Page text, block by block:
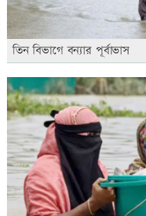
তিন বিভাগে বন্যার পূর্বাভাস